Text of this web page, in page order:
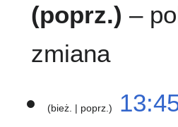
(poprz.) –
zmiana
9
bież. poprz.